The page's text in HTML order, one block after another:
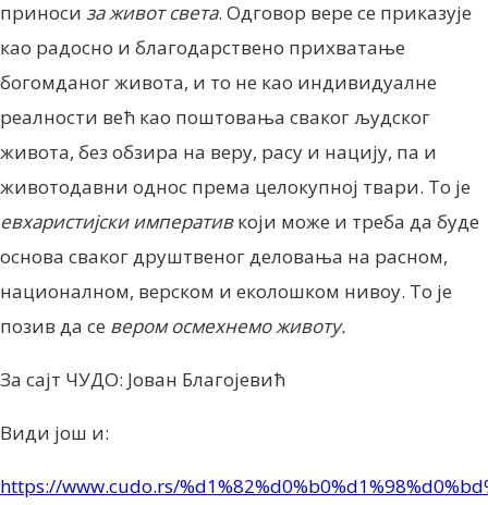
приноси за живот света. Одговор вере се приказује
као радосно и благодарствено прихватање
богомданог живота, и то не као индивидуалне
реалности већ као поштовања сваког људског
живота, без обзира на веру, расу и нацију, па и
животодавни однос према целокупној твари. То је
евхаристијски императивкоји може и треба да буде
основа сваког друштвеног деловања на расном,
националном, верском и еколошком нивоу. То је
позив да се вером осмехнемо животу.
За сајт ЧУДО: Јован Благојевић
Види још и:
https://www.cudo.rs/